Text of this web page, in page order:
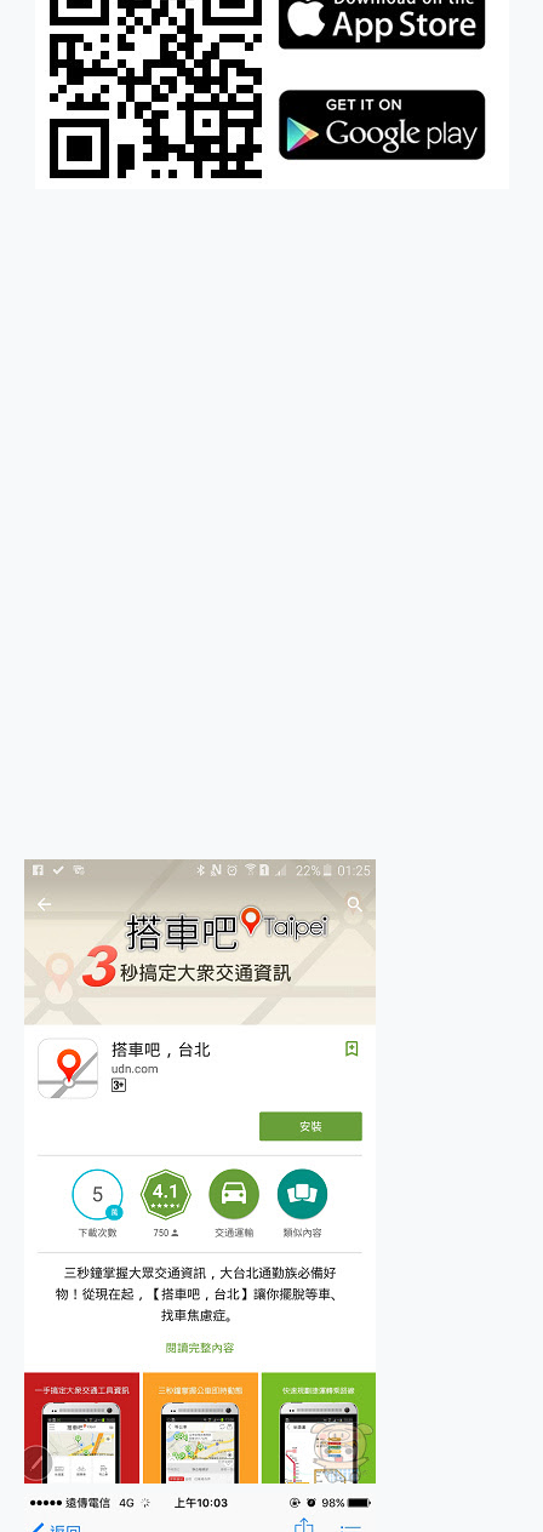
Xiaomi 14 Ultra 開箱 評測~ 有深度的 Leica 影像旗艦手機! 加碼小旗艦 Xiaomi 14 開箱 評測
多個願望一次滿足 超強散熱 微星 MSI Claw A1M-026TW 電競掌機 開箱 評測